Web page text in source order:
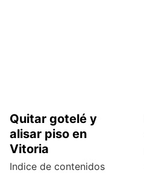
Quitar gotelé y
alisar piso en
Vitoria
Indice de contenidos